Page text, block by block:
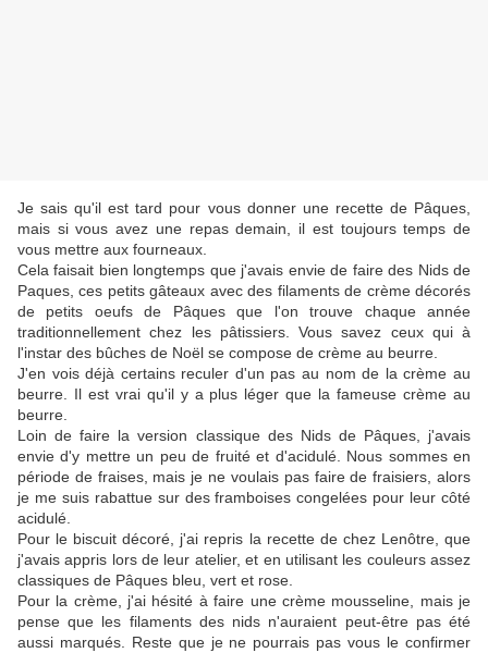
Je sais qu'il est tard pour vous donner une recette de Pâques,
mais si vous avez une repas demain, il est toujours temps de
vous mettre aux fourneaux.
Cela faisait bien longtemps que j'avais envie de faire des Nids de
Paques, ces petits gâteaux avec des filaments de crème décorés
de petits oeufs de Pâques que l'on trouve chaque année
traditionnellement chez les pâtissiers. Vous savez ceux qui à
l'instar des bûches de Noël se compose de crème au beurre.
J'en vois déjà certains reculer d'un pas au nom de la crème au
beurre. Il est vrai qu'il y a plus léger que la fameuse crème au
beurre.
Loin de faire la version classique des Nids de Pâques, j'avais
envie d'y mettre un peu de fruité et d'acidulé. Nous sommes en
période de fraises, mais je ne voulais pas faire de fraisiers, alors
je me suis rabattue sur des framboises congelées pour leur côté
acidulé.
Pour le biscuit décoré, j'ai repris la recette de chez Lenôtre, que
j'avais appris lors de leur atelier, et en utilisant les couleurs assez
classiques de Pâques bleu, vert et rose.
Pour la crème, j'ai hésité à faire une crème mousseline, mais je
pense que les filaments des nids n'auraient peut-être pas été
aussi marqués. Reste que je ne pourrais pas vous le confirmer